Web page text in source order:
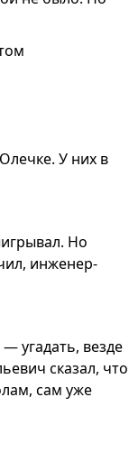
У них в
Но
инженер-
угадать, везде
сказал, что
сам уже